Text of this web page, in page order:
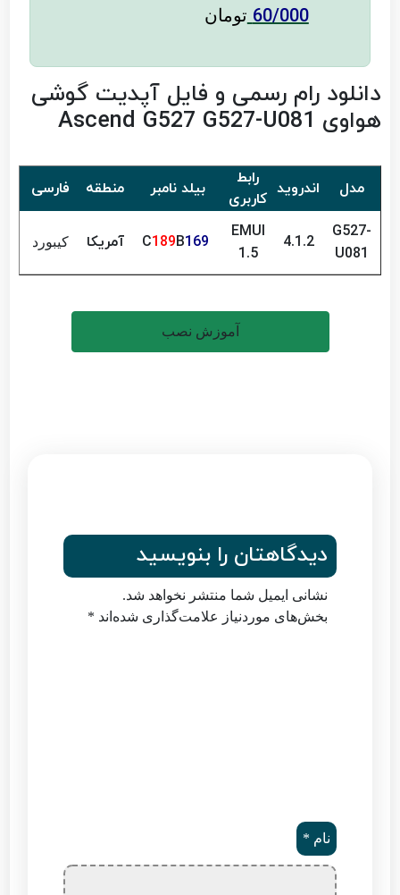
60/000 تومان
دانلود رام رسمی و فایل آپدیت گوشی
هواوی Ascend G527 G527-U081
مدل اندروید
رابط
کاربری
بیلد نامبر منطقه فارسی
G527-
U081
4.1.2
EMUI
1.5
189B169 آمریکا کیبورد
آموزش نصب
دیدگاهتان را بنویسید
نشانی ایمیل شما منتشر نخواهد شد.
بخش‌های موردنیاز علامت‌گذاری شده‌اند *
نام *